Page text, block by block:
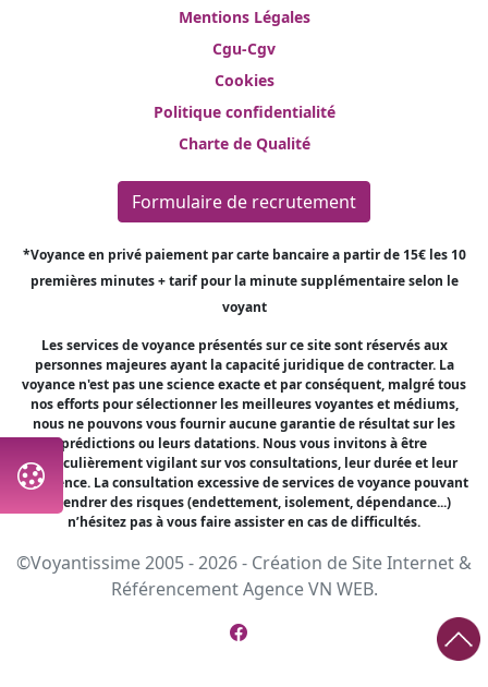
Mentions Légales
Cgu-Cgv
Cookies
Politique confidentialité
Charte de Qualité
Formulaire de recrutement
*Voyance en privé paiement par carte bancaire a partir de 15€ les 10
premières minutes + tarif pour la minute supplémentaire selon le
voyant
Les services de voyance présentés sur ce site sont réservés aux
personnes majeures ayant la capacité juridique de contracter. La
voyance n'est pas une science exacte et par conséquent, malgré tous
nos efforts pour sélectionner les meilleures voyantes et médiums,
nous ne pouvons vous fournir aucune garantie de résultat sur les
prédictions ou leurs datations. Nous vous invitons à être
particulièrement vigilant sur vos consultations, leur durée et leur
fréquence. La consultation excessive de services de voyance pouvant
engendrer des risques (endettement, isolement, dépendance...)
n’hésitez pas à vous faire assister en cas de difficultés.
©Voyantissime 2005 - 2026 - Création de Site Internet &
RéférencementAgence VN WEB.